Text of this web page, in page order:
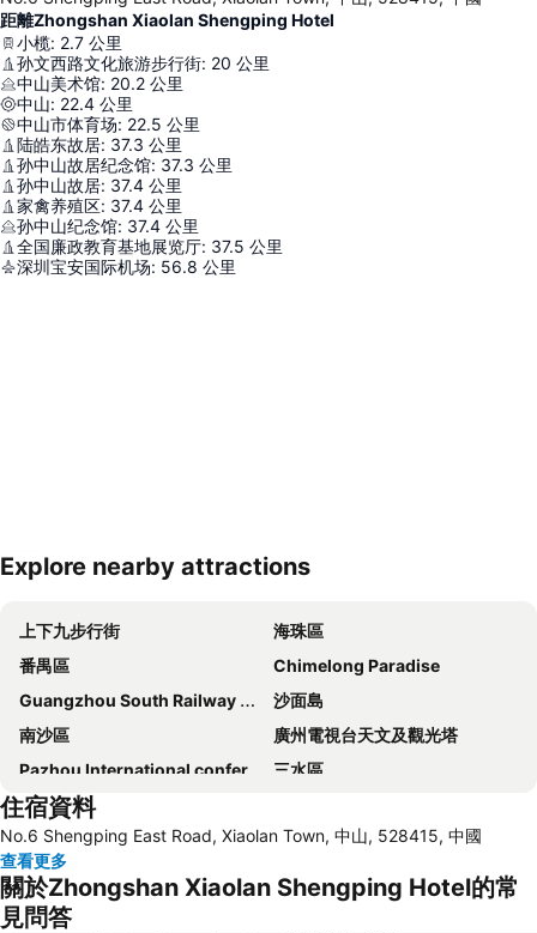
距離Zhongshan Xiaolan Shengping Hotel
小榄: 2.7 公里
孙文西路文化旅游步行街: 20 公里
中山美术馆: 20.2 公里
中山: 22.4 公里
中山市体育场: 22.5 公里
陆皓东故居: 37.3 公里
孙中山故居纪念馆: 37.3 公里
孙中山故居: 37.4 公里
家禽养殖区: 37.4 公里
孙中山纪念馆: 37.4 公里
全国廉政教育基地展览厅: 37.5 公里
深圳宝安国际机场: 56.8 公里
Explore nearby attractions
上下九步行街
海珠區
番禺區
Chimelong Paradise
Guangzhou South Railway Station
沙面島
南沙區
廣州電視台天文及觀光塔
Pazhou International conference and exhibition center
三水區
廣州大劇院
Nanhai District
The Third Affiliated Hospital Sun YatSen University
Sun Yat-sen University
住宿資料
No.6 Shengping East Road, Xiaolan Town, 中山, 528415, 中國
查看更多
關於Zhongshan Xiaolan Shengping Hotel的常
見問答